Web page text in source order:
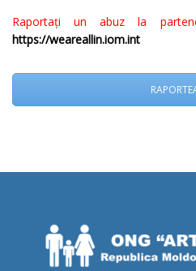
Raportați un abuz la
https://weareallin.iom.int